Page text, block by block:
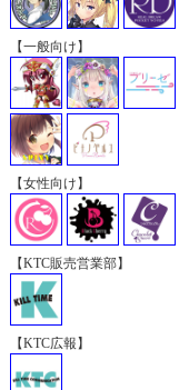
【一般向け】
【女性向け】
【KTC販売営業部】
【KTC広報】